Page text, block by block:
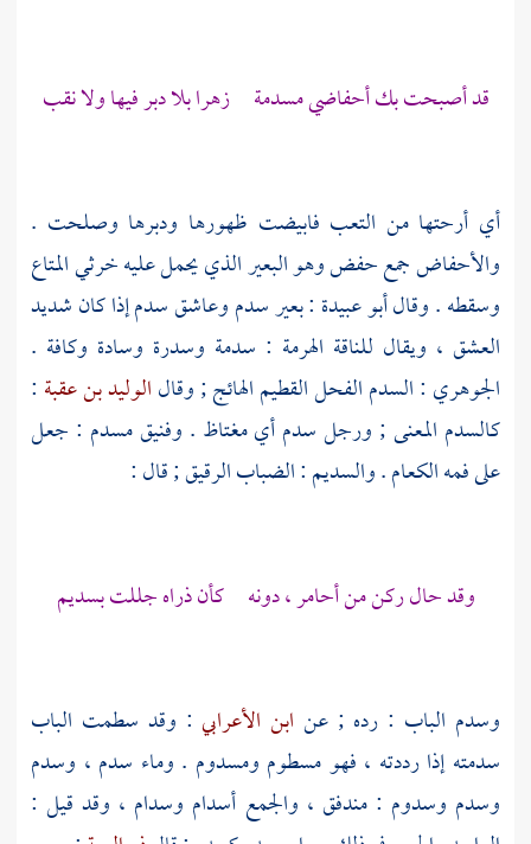
قد أصبحت بك أحفاضي مسدمة زهرا بلا دبر فيها ولا نقب
أي أرحتها من التعب فابيضت ظهورها ودبرها وصلحت .
والأحفاض جمع حفض وهو البعير الذي يحمل عليه خرثي المتاع
وسقطه . وقالأبو عبيدة : بعير سدم وعاشق سدم إذا كان شديد
العشق ، ويقال للناقة الهرمة : سدمة وسدرة وسادة وكافة .
الجوهري : السدم الفحل القطيم الهائج ; وقالالوليد بن عقبة :
كالسدم المعنى ; ورجل سدم أي مغتاظ . وفنيق مسدم : جعل
على فمه الكعام . والسديم : الضباب الرقيق ; قال :
وقد حال ركن من أحامر ، دونه كأن ذراه جللت بسديم
وسدم الباب : رده ; عن ابن الأعرابي : وقد سطمت الباب
سدمته إذا رددته ، فهو مسطوم ومسدوم . وماء سدم ، وسدم
وسدم وسدوم : مندفق ، والجمع أسدام وسدام ، وقد قيل :